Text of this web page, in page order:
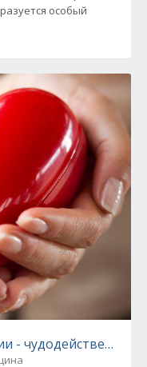
особый
- чудодейственное